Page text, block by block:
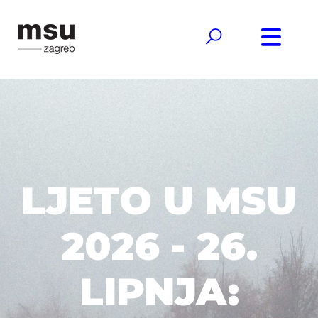
LJETO U MSU
2026 - 26.
LIPNJA: